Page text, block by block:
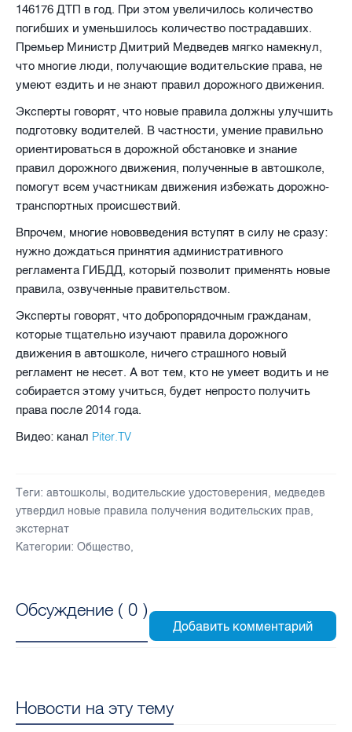
146176 ДТП в год. При этом увеличилось количество
погибших и уменьшилось количество пострадавших.
Премьер Министр Дмитрий Медведев мягко намекнул,
что многие люди, получающие водительские права, не
умеют ездить и не знают правил дорожного движения.
Эксперты говорят, что новые правила должны улучшить
подготовку водителей. В частности, умение правильно
ориентироваться в дорожной обстановке и знание
правил дорожного движения, полученные в автошколе,
помогут всем участникам движения избежать дорожно-
транспортных происшествий.
Впрочем, многие нововведения вступят в силу не сразу:
нужно дождаться принятия административного
регламента ГИБДД, который позволит применять новые
правила, озвученные правительством.
Эксперты говорят, что добропорядочным гражданам,
которые тщательно изучают правила дорожного
движения в автошколе, ничего страшного новый
регламент не несет. А вот тем, кто не умеет водить и не
собирается этому учиться, будет непросто получить
права после 2014 года.
Видео: канал Piter.TV
Теги: автошколы, водительские удостоверения, медведев
утвердил новые правила получения водительских прав,
экстернат
Категории: Общество,
Обсуждение ( 0 )
Новости на эту тему